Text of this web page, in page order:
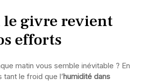
le givre revient
efforts
matin vous semble inévitable ? En
tant le froid que l’humidité dans